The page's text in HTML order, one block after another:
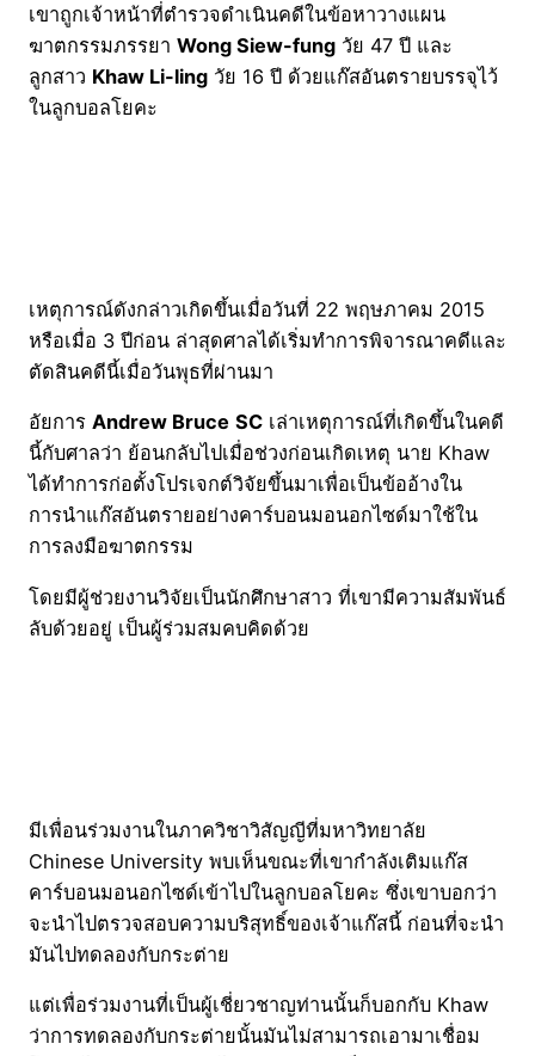
เขาถูกเจ้าหน้าที่ตำรวจดำเนินคดีในข้อหาวางแผน
ฆาตกรรมภรรยา Wong Siew-fung วัย 47 ปี และ
ลูกสาว Khaw Li-ling วัย 16 ปี ด้วยแก๊สอันตรายบรรจุไว้
ในลูกบอลโยคะ
เหตุการณ์ดังกล่าวเกิดขึ้นเมื่อวันที่ 22 พฤษภาคม 2015
หรือเมื่อ 3 ปีก่อน ล่าสุดศาลได้เริ่มทำการพิจารณาคดีและ
ตัดสินคดีนี้เมื่อวันพุธที่ผ่านมา
อัยการ Andrew Bruce SC เล่าเหตุการณ์ที่เกิดขึ้นในคดี
นี้กับศาลว่า ย้อนกลับไปเมื่อช่วงก่อนเกิดเหตุ นาย Khaw
ได้ทำการก่อตั้งโปรเจกต์วิจัยขึ้นมาเพื่อเป็นข้ออ้างใน
การนำแก๊สอันตรายอย่างคาร์บอนมอนอกไซด์มาใช้ใน
การลงมือฆาตกรรม
โดยมีผู้ช่วยงานวิจัยเป็นนักศึกษาสาว ที่เขามีความสัมพันธ์
ลับด้วยอยู่ เป็นผู้ร่วมสมคบคิดด้วย
มีเพื่อนร่วมงานในภาควิชาวิสัญญีที่มหาวิทยาลัย
Chinese University พบเห็นขณะที่เขากำลังเติมแก๊ส
คาร์บอนมอนอกไซด์เข้าไปในลูกบอลโยคะ ซึ่งเขาบอกว่า
จะนำไปตรวจสอบความบริสุทธิ์ของเจ้าแก๊สนี้ ก่อนที่จะนำ
มันไปทดลองกับกระต่าย
แต่เพื่อร่วมงานที่เป็นผู้เชี่ยวชาญท่านนั้นก็บอกกับ Khaw
ว่าการทดลองกับกระต่ายนั้นมันไม่สามารถเอามาเชื่อม